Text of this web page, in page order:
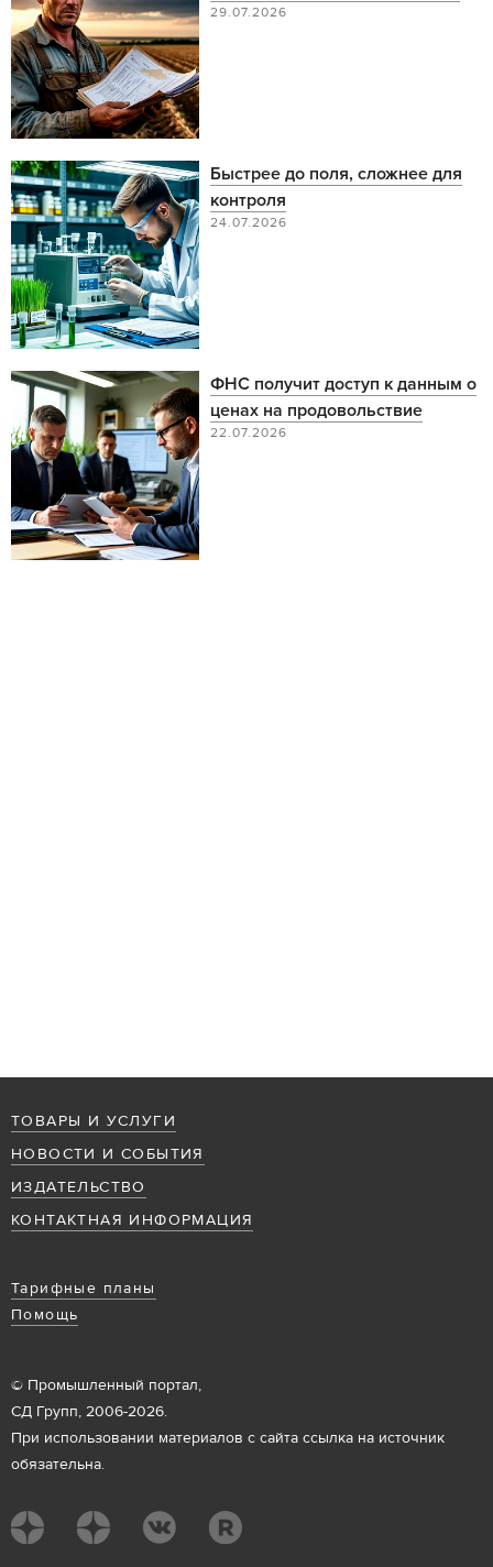
29.07.2026
Быстрее до поля, сложнее для
контроля
24.07.2026
ФНС получит доступ к данным о
ценах на продовольствие
22.07.2026
ТОВАРЫ И УСЛУГИ
НОВОСТИ И СОБЫТИЯ
ИЗДАТЕЛЬСТВО
КОНТАКТНАЯ ИНФОРМАЦИЯ
Тарифные планы
Помощь
© Промышленный портал,
СД Групп, 2006-2026.
При использовании материалов с сайта ссылка на источник
обязательна.